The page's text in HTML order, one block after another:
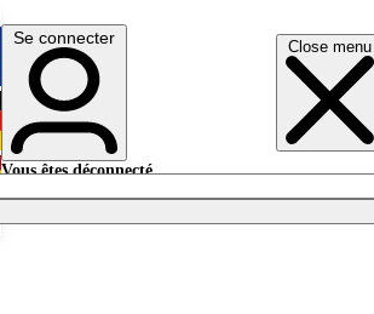
Close menu
English
Deutsch
Se connecter
Vous êtes déconnecté.